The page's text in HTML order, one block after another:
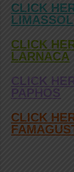
CLICK
LIMASSOL
CLICK
LARNACA
CLICK
PAPHOS
CLICK